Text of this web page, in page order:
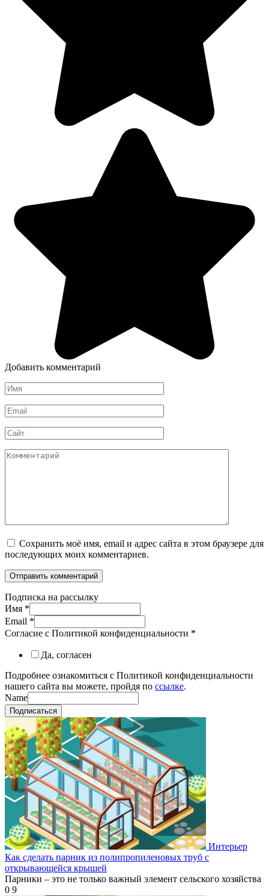
Добавить комментарий
Имя
*
Email
*
Сайт
Комментарий
Сохранить моё имя, email и адрес сайта в этом браузере для
последующих моих комментариев.
Подписка на рассылку
Имя *
Email *
Согласие с Политикой конфиденциальности *
Да, согласен
Подробнее ознакомиться с Политикой конфиденциальности
нашего сайта вы можете, пройдя по ссылке.
Name
Подписаться
Интерьер
Как сделать парник из полипропиленовых труб с
открывающейся крышей
Парники – это не только важный элемент сельского хозяйства
0 9